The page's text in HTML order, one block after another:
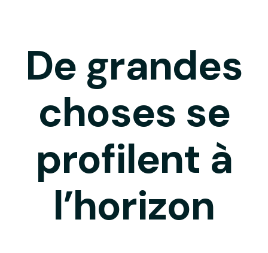
De grandes
choses se
profilent à
l’horizon